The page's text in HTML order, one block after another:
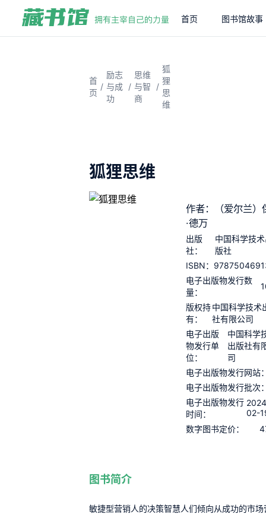
首页 图书馆故事
首
页
/
励志
与成
功
/
思维
与智
商
/
狐
狸
思
维
狐狸思维
作者：（爱尔兰）
·德万
出版
社：
中国科学技
版社
ISBN：
电子出版物发行数
量：
版权持
有：
中国科学技术
社有限公司
电子出版
物发行单
位：
中国科学
出版社有
司
电子出版物发行网站
电子出版物发行批次
电子出版物发行
时间：
02-
数字图书定价：
图书简介
敏捷型营销人的决策智慧人们倾向从成功的市